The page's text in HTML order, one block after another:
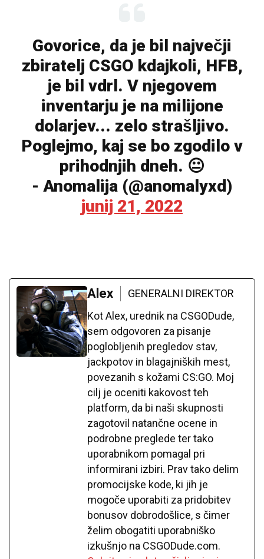
Govorice, da je bil največji
zbiratelj CSGO kdajkoli, HFB,
je bil vdrl. V njegovem
inventarju je na milijone
dolarjev... zelo strašljivo.
Poglejmo, kaj se bo zgodilo v
prihodnjih dneh. 😐
- Anomalija (@anomalyxd)
junij 21, 2022
Alex
GENERALNI DIREKTOR
Kot Alex, urednik na CSGODude,
sem odgovoren za pisanje
poglobljenih pregledov stav,
jackpotov in blagajniških mest,
povezanih s kožami CS:GO. Moj
cilj je oceniti kakovost teh
platform, da bi naši skupnosti
zagotovil natančne ocene in
podrobne preglede ter tako
uporabnikom pomagal pri
informirani izbiri. Prav tako delim
promocijske kode, ki jih je
mogoče uporabiti za pridobitev
bonusov dobrodošlice, s čimer
želim obogatiti uporabniško
izkušnjo na CSGODude.com.